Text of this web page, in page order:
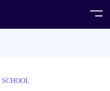
SCHOOL